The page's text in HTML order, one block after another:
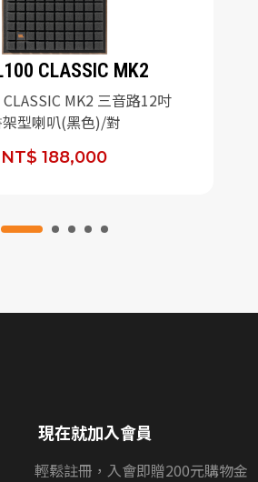
CLASSIC MK2
MK2 三音路12吋
型喇叭(黑色)/對
NT$ 188,000
現在就加入會員
輕鬆註冊，入會即贈200元購物金